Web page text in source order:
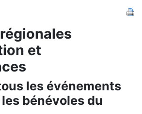
et
les événements
bénévoles du